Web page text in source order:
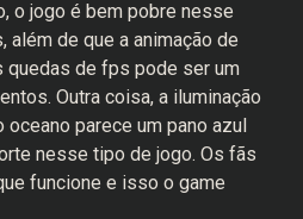
o jogo é bem pobre nesse
além de que a animação de
quedas de fps pode ser um
Outra coisa, a iluminação
parece um pano azul
nesse tipo de jogo. Os fãs
funcione e isso o game